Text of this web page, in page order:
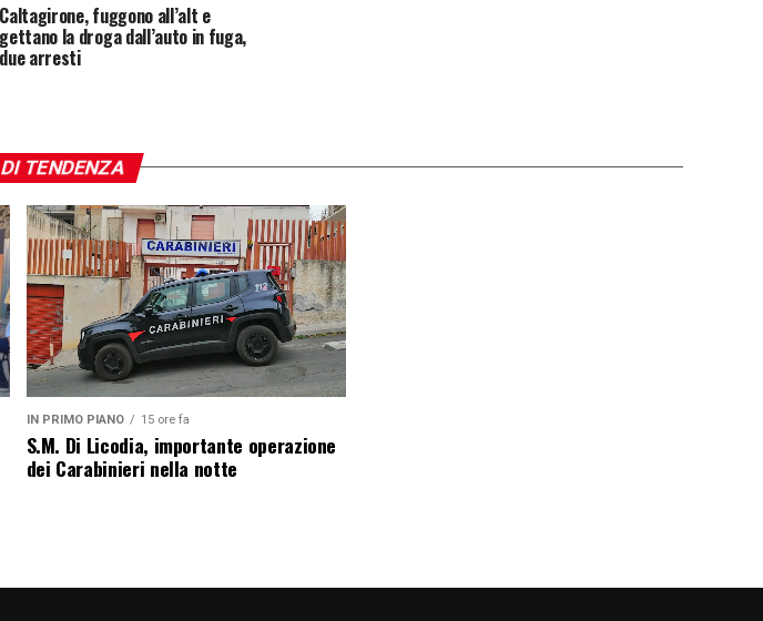
Caltagirone, fuggono all’alt e
gettano la droga dall’auto in fuga,
due arresti
TENDENZA
IN PRIMO PIANO 15 ore fa
S.M. Di Licodia, importante operazione
dei Carabinieri nella notte